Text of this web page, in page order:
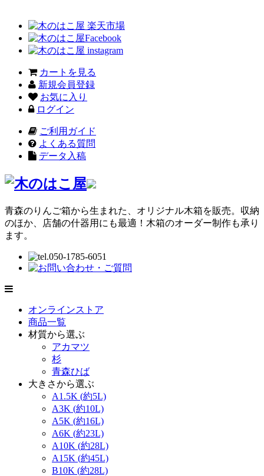
カートを見る
新規会員登録
お気に入り
ログイン
ご利用ガイド
よくある質問
データ入稿
青森のりんご箱から生まれた、オリジナル木箱を販売。収納
のほか、店舗の什器用にも最適！木箱のオーダー制作も承り
ます。
オンラインストア
商品一覧
材質から選ぶ
アカマツ
杉
青森ひば
大きさから選ぶ
A1.5K (約5L)
A3K (約10L)
A5K (約16L)
A6K (約23L)
A10K (約28L)
A15K (約45L)
B10K (約28L)